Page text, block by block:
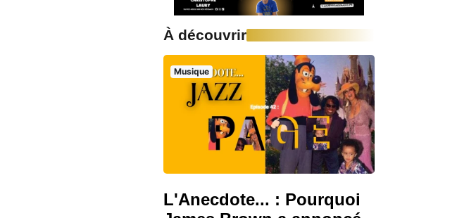
À découvrir
Musique
L'Anecdote... : Pourquoi